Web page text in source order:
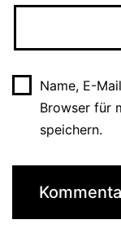
Name, E-
Browser für
speichern.